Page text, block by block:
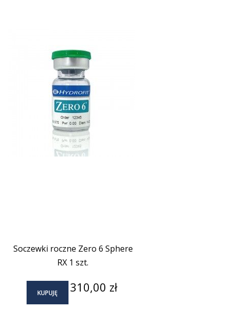
Soczewki roczne Zero 6 Sphere
RX 1 szt.
KUPUJĘ Cena
310,00 zł